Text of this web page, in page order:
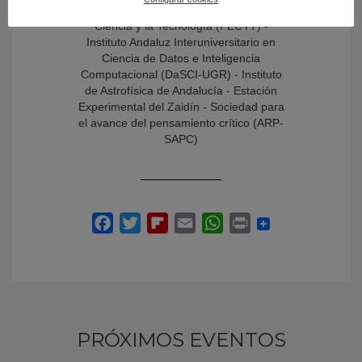
Ciencia y la Tecnología (FECYT) -
Instituto Andaluz Interuniversitario en
Ciencia de Datos e Inteligencia
Computacional (DaSCI-UGR) - Instituto
de Astrofísica de Andalucía - Estación
Experimental del Zaidín - Sociedad para
el avance del pensamiento crítico (ARP-
SAPC)
PRÓXIMOS EVENTOS